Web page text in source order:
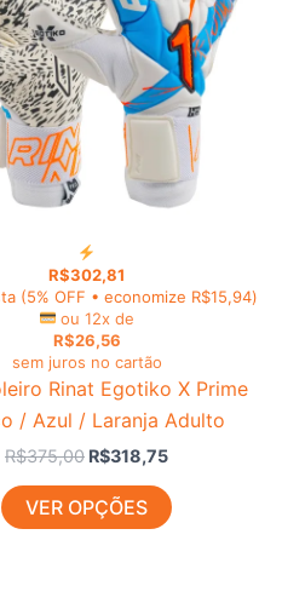
R$302,81
(5% OFF • economize R$15,94)
ou 12x de
R$26,56
sem juros no cartão
Rinat Egotiko X Prime
/ Azul / Laranja Adulto
R$375,00 R$318,75
VER OPÇÕES
variantes.
As
opções
podem
ser
escolhidas
na
produto